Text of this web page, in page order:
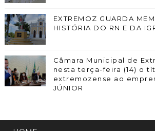
EXTREMOZ GUARDA
HISTÓRIA DO RN E DA
Câmara Municipal de
nesta terça-feira (14) o
extremozense ao
JÚNIOR